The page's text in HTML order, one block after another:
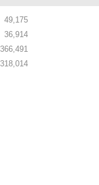
49,175
36,914
366,491
318,014